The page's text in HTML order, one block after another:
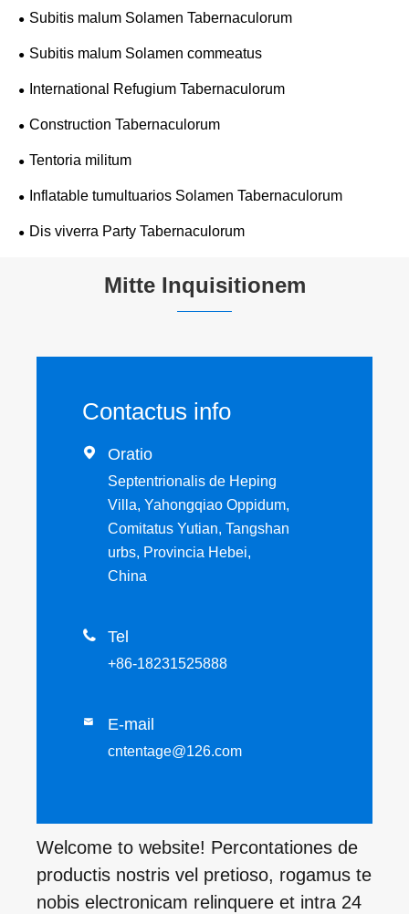
Subitis malum Solamen Tabernaculorum
Subitis malum Solamen commeatus
International Refugium Tabernaculorum
Construction Tabernaculorum
Tentoria militum
Inflatable tumultuarios Solamen Tabernaculorum
Dis viverra Party Tabernaculorum
Mitte Inquisitionem
Contactus info
 Oratio
Septentrionalis de Heping
Villa, Yahongqiao Oppidum,
Comitatus Yutian, Tangshan
urbs, Provincia Hebei,
China
 Tel
+86-18231525888
 E-mail
cntentage@126.com
Welcome to website! Percontationes de
productis nostris vel pretioso, rogamus te
nobis electronicam relinquere et intra 24